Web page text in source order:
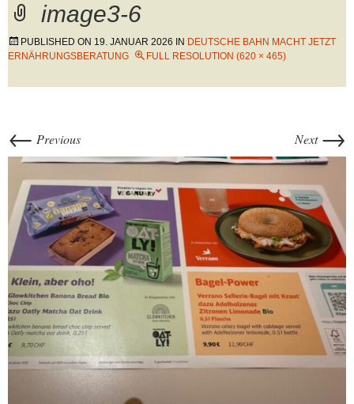
image3-6
PUBLISHED ON 19. JANUAR 2026 IN DEUTSCHE BAHN MACHT JETZT
ERNÄHRUNGSBERATUNG
FULL RESOLUTION (620 × 465)
← Previous Next →